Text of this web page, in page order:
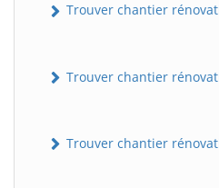
Trouver chantier
Trouver chantier
Trouver chantier